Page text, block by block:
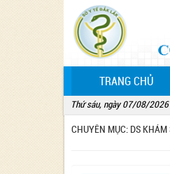
TRANG CHỦ
Thứ sáu, ngày 07/08/2026
CHUYÊN MỤC: DS KHÁM